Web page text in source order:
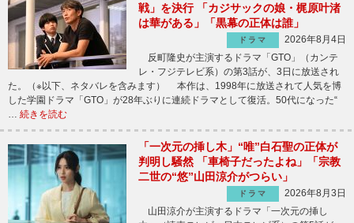
戦」を決行 「カジサックの娘・梶原叶渚
は華がある」「黒幕の正体は誰」
ドラマ
2026年8月4日
反町隆史が主演するドラマ「GTO」（カンテ
レ・フジテレビ系）の第3話が、3日に放送され
た。（※以下、ネタバレを含みます） 本作は、1998年に放送されて人気を博
した学園ドラマ「GTO」が28年ぶりに連続ドラマとして復活。50代になった“
… 続きを読む
「一次元の挿し木」“唯”白石聖の正体が
判明し騒然 「車椅子だったよね」「宗教
二世の“悠”山田涼介がつらい」
ドラマ
2026年8月3日
山田涼介が主演するドラマ「一次元の挿し